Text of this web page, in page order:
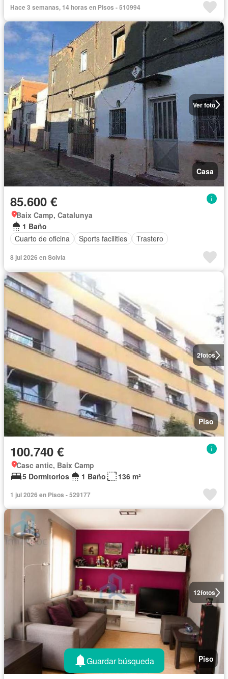
Hace 3 semanas, 14 horas en Pisos - 510994
Ver foto
Casa
85.600 €
Baix Camp, Catalunya
1 Baño
Cuarto de oficina
Sports facilities Trastero
8 jul 2026 en Solvia
2fotos
Piso
100.740 €
Casc antic, Baix Camp
5 Dormitorios
1 Baño 136 m²
1 jul 2026 en Pisos - 529177
12fotos
Piso
Guardar búsqueda